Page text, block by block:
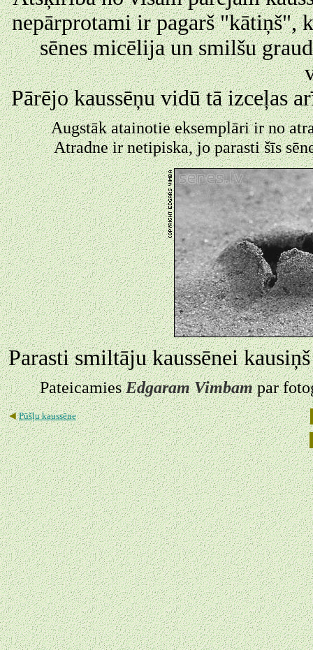
nepārprotami ir pagarš "kātiņš",
sēnes micēlija un smilšu
Pārējo kaussēņu vidū tā izceļas
Augstāk atainotie eksemplāri ir no
Atradne ir netipiska, jo parasti šīs
Parasti smiltāju kaussēnei
PateicamiesEdgaram Vimbampar
◄Pūšļu kaussēne